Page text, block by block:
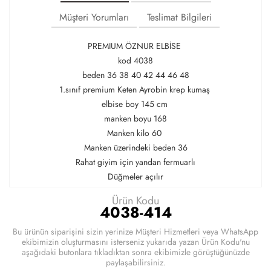
Müşteri Yorumları
Teslimat Bilgileri
PREMIUM ÖZNUR ELBİSE
kod 4038
beden 36 38 40 42 44 46 48
1.sınıf premium Keten Ayrobin krep kumaş
elbise boy 145 cm
manken boyu 168
Manken kilo 60
Manken üzerindeki beden 36
Rahat giyim için yandan fermuarlı
Düğmeler açılır
Ürün Kodu
4038-414
Bu ürünün siparişini sizin yerinize Müşteri Hizmetleri veya WhatsApp
ekibimizin oluşturmasını isterseniz yukarıda yazan Ürün Kodu'nu
aşağıdaki butonlara tıkladıktan sonra ekibimizle görüştüğünüzde
paylaşabilirsiniz.